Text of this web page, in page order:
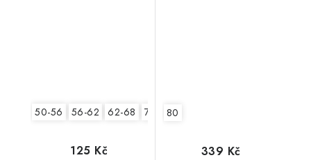
50-56 56-62 62-68 74-86
125 Kč
80
339 Kč